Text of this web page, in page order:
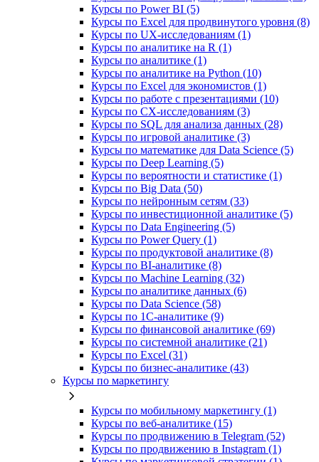
Курсы по Power BI (5)
Курсы по Excel для продвинутого уровня (8)
Курсы по UX‑исследованиям (1)
Курсы по аналитике на R (1)
Курсы по аналитике (1)
Курсы по аналитике на Python (10)
Курсы по Excel для экономистов (1)
Курсы по работе с презентациями (10)
Курсы по CX-исследованиям (3)
Курсы по SQL для анализа данных (28)
Курсы по игровой аналитике (3)
Курсы по математике для Data Science (5)
Курсы по Deep Learning (5)
Курсы по вероятности и статистике (1)
Курсы по Big Data (50)
Курсы по нейронным сетям (33)
Курсы по инвестиционной аналитике (5)
Курсы по Data Engineering (5)
Курсы по Power Query (1)
Курсы по продуктовой аналитике (8)
Курсы по BI‑аналитике (8)
Курсы по Machine Learning (32)
Курсы по аналитике данных (6)
Курсы по Data Science (58)
Курсы по 1С‑аналитике (9)
Курсы по финансовой аналитике (69)
Курсы по системной аналитике (21)
Курсы по Excel (31)
Курсы по бизнес‑аналитике (43)
Курсы по маркетингу
Курсы по мобильному маркетингу (1)
Курсы по веб-аналитике (15)
Курсы по продвижению в Telegram (52)
Курсы по продвижению в Instagram (1)